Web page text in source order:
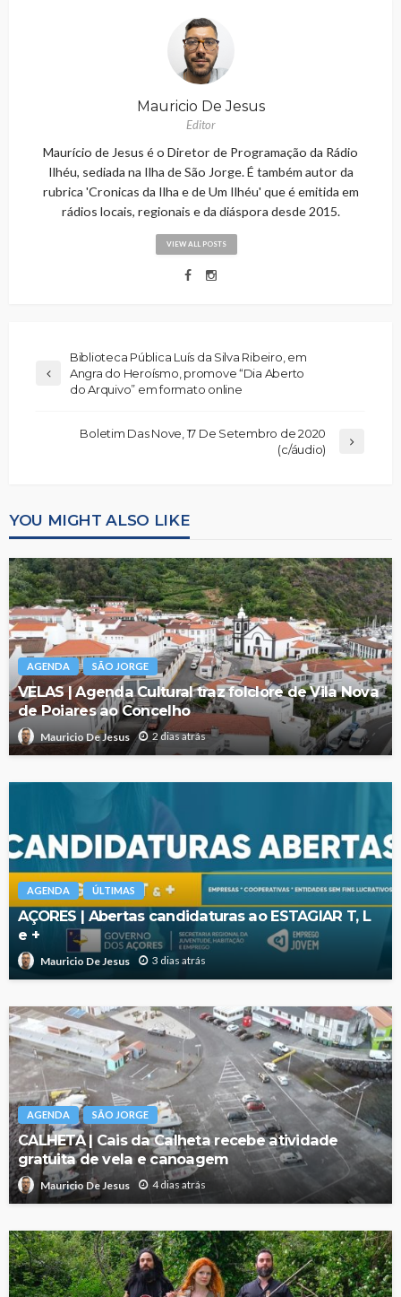
Mauricio De Jesus
Editor
Maurício de Jesus é o Diretor de Programação da Rádio
Ilhéu, sediada na Ilha de São Jorge. É também autor da
rubrica 'Cronicas da Ilha e de Um Ilhéu' que é emitida em
rádios locais, regionais e da diáspora desde 2015.
VIEW ALL POSTS
Biblioteca Pública Luís da Silva Ribeiro, em
Angra do Heroísmo, promove “Dia Aberto
do Arquivo” em formato online
Boletim Das Nove, 17 De Setembro de 2020
(c/áudio)
YOU MIGHT ALSO LIKE
AGENDA SÃO JORGE
VELAS | Agenda Cultural traz folclore de Vila Nova
de Poiares ao Concelho
Mauricio De Jesus 2 dias atrás
AGENDA ÚLTIMAS
AÇORES | Abertas candidaturas ao ESTAGIAR T, L
e +
Mauricio De Jesus 3 dias atrás
AGENDA SÃO JORGE
CALHETA | Cais da Calheta recebe atividade
gratuita de vela e canoagem
Mauricio De Jesus 4 dias atrás